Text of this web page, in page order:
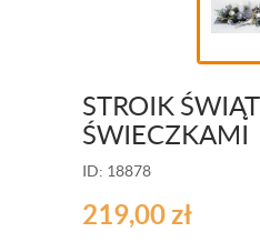
STROIK
ŚWIECZKAMI
ID: 18878
219,00zł